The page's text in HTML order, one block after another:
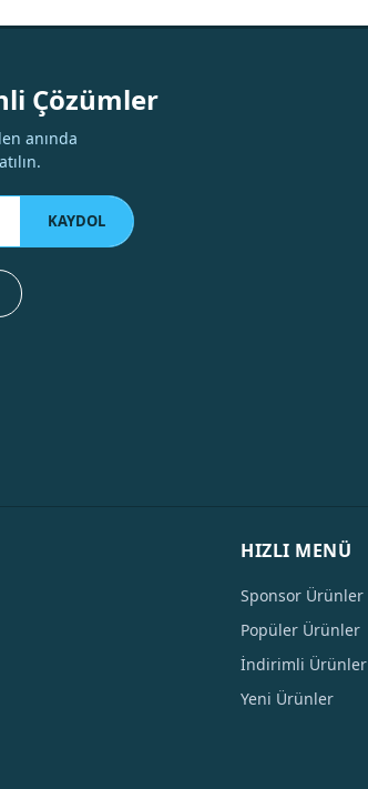
Çözümler
anında
KAYDOL
HIZLI MENÜ
Sponsor Ürünler
Popüler Ürünler
İndirimli Ürünler
Yeni Ürünler